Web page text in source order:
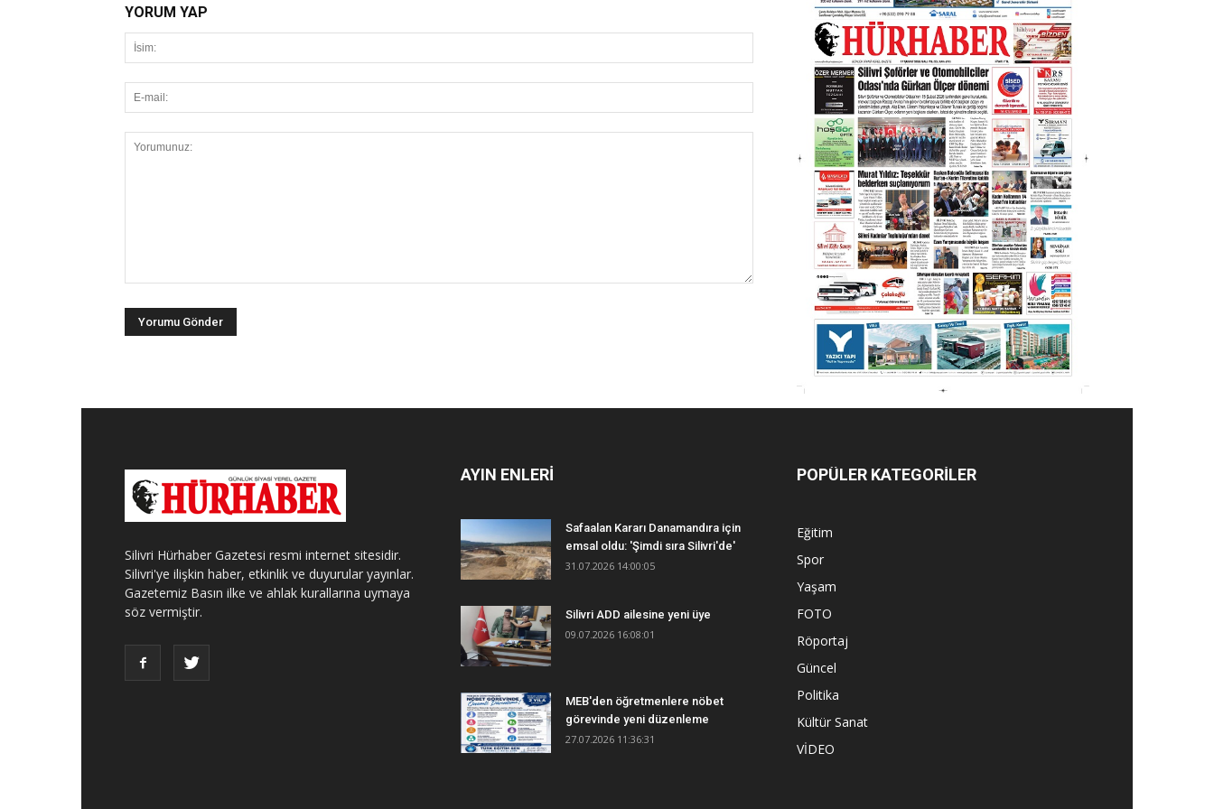
YORUM YAP
Silivri Hürhaber Gazetesi resmi internet sitesidir.
Silivri'ye ilişkin haber, etkinlik ve duyurular yayınlar.
Gazetemiz Basın ilke ve ahlak kurallarına uymaya
söz vermiştir.
AYIN ENLERİ
Safaalan Kararı Danamandıra için
emsal oldu: 'Şimdi sıra Silivri'de'
31.07.2026 14:00:05
Silivri ADD ailesine yeni üye
09.07.2026 16:08:01
MEB'den öğretmenlere nöbet
görevinde yeni düzenleme
27.07.2026 11:36:31
POPÜLER KATEGORİLER
Eğitim
Spor
Yaşam
FOTO
Röportaj
Güncel
Politika
Kültür Sanat
VİDEO